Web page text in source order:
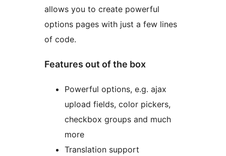
allows you to create powerful
options pages with just a few lines
of code.
Features out of the box
Powerful options, e.g. ajax
upload fields, color pickers,
checkbox groups and much
more
Translation support